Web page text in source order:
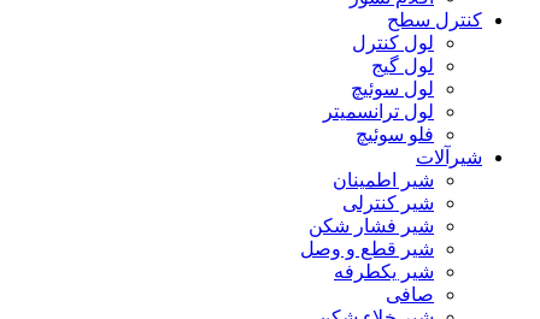
کنترل سطح
لول کنترل
لول گیج
لول سوئیچ
لول ترانسمیتر
فلو سوئیچ
شیرآلات
شیر اطمینان
شیر کنترلی
شیر فشار شکن
شیر قطع و وصل
شیر یکطرفه
صافی